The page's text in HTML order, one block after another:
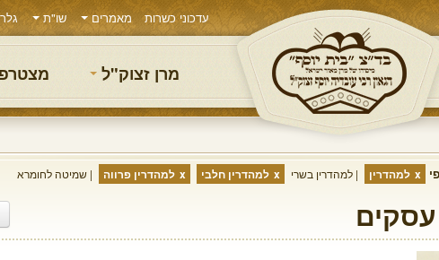
עדכוני כשרות מאמרים שו"ת
מרן זצוק"ל
למהדרין למהדרין בשרי למהדרין חלבי למהדרין פרווה שמיטה לחומרא